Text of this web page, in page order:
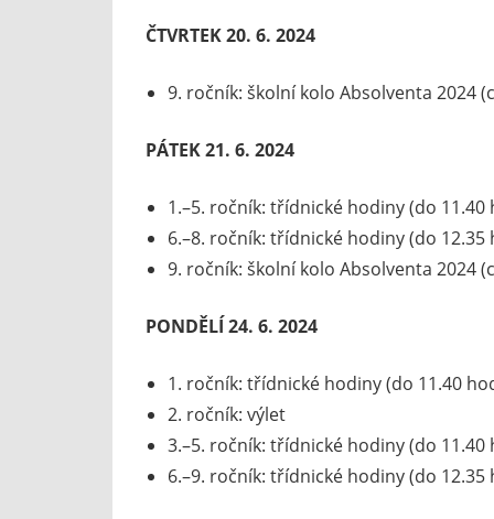
ČTVRTEK 20. 6. 2024
9. ročník: školní kolo Absolventa 2024
PÁTEK 21. 6. 2024
1.–5. ročník: třídnické hodiny (do 11.40
6.–8. ročník: třídnické hodiny (do 12.35
9. ročník: školní kolo Absolventa 2024
PONDĚLÍ 24. 6. 2024
1. ročník: třídnické hodiny (do 11.40
2. ročník: výlet
3.–5. ročník: třídnické hodiny (do 11.40
6.–9. ročník: třídnické hodiny (do 12.35